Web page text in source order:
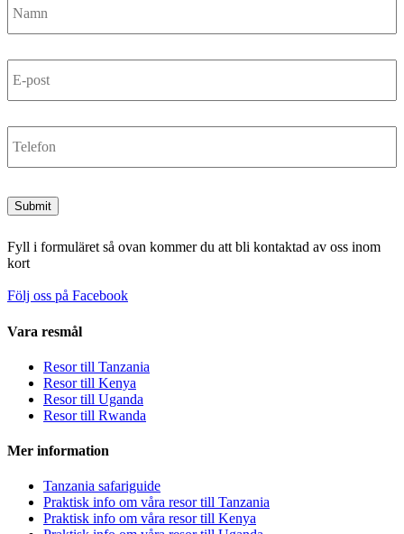
E-
post
Telefon
Submit
Fyll i formuläret så ovan kommer du att bli kontaktad av oss inom
kort
Följ oss på Facebook
Vara resmål
Resor till Tanzania
Resor till Kenya
Resor till Uganda
Resor till Rwanda
Mer information
Tanzania safariguide
Praktisk info om våra resor till Tanzania
Praktisk info om våra resor till Kenya